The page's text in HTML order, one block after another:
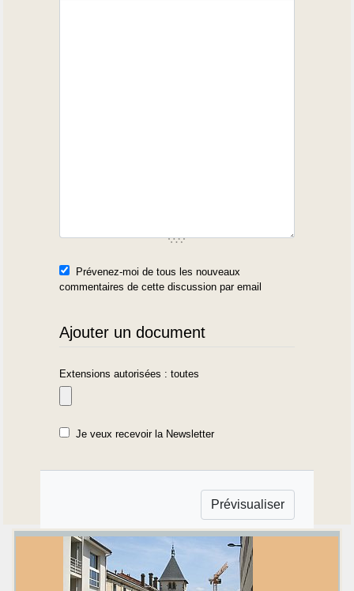
Prévenez-moi de tous les nouveaux
commentaires de cette discussion par email
Ajouter un document
Extensions autorisées : toutes
Je veux recevoir la Newsletter